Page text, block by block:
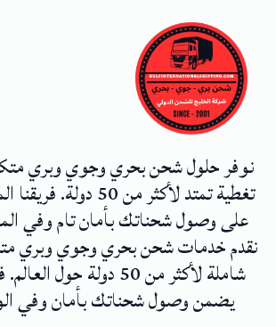
نوفر حلول شحن بحري وجوي وبري
تغطية تمتد لأكثر من
على وصول شحناتك بأمان تام وفي
نقدم خدمات شحن بحري وجوي وبري
شاملة لأكثر من 50 دولة
يضمن وصول شحناتك بأمان وفي